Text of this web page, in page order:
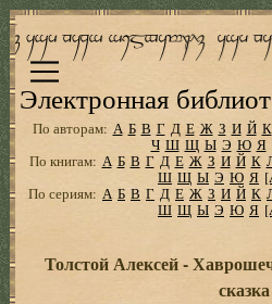
Электронная
По авторам: А Б В Г Д Е Ж З И Й К
Ч Ш Щ Ы Э Ю Я
По книгам: А Б В Г Д Е Ж З И Й К
Ш Щ Ы Э Ю Я
По сериям: А Б В Г Д Е Ж З И Й К
Ш Щ Ы Э Ю Я
Толстой Алексей -
сказка